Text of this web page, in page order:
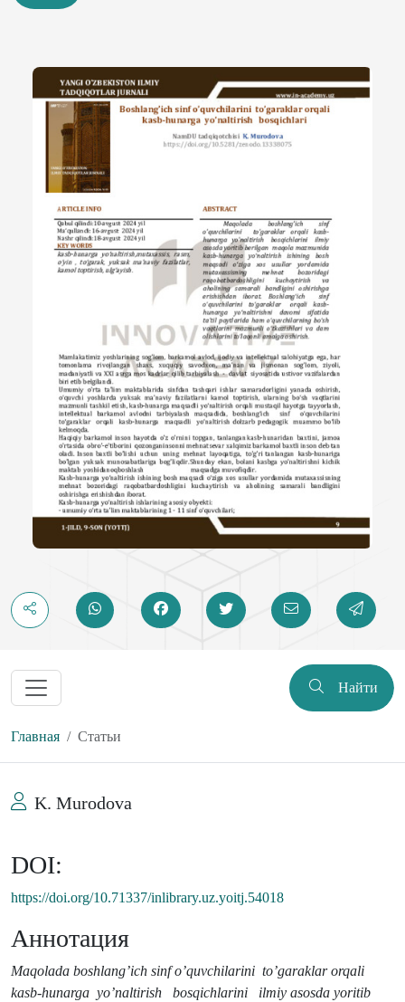
Найти
Главная Статьи
K. Murodova
DOI:
https://doi.org/10.71337/inlibrary.uz.yoitj.54018
Аннотация
Maqolada boshlang’ich sinf o’quvchilarini to’garaklar orqali
kasb-hunarga yo’naltirish bosqichlarini ilmiy asosda yoritib